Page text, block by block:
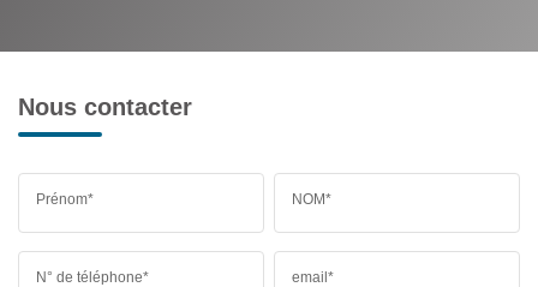
Nous contacter
Prénom* NOM*
N° de téléphone* email*